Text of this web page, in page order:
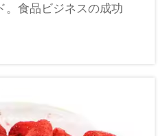
。食品ビジネスの成功
て提供できる信頼でき
先との提携に大きく依存
オーナーであっても、...